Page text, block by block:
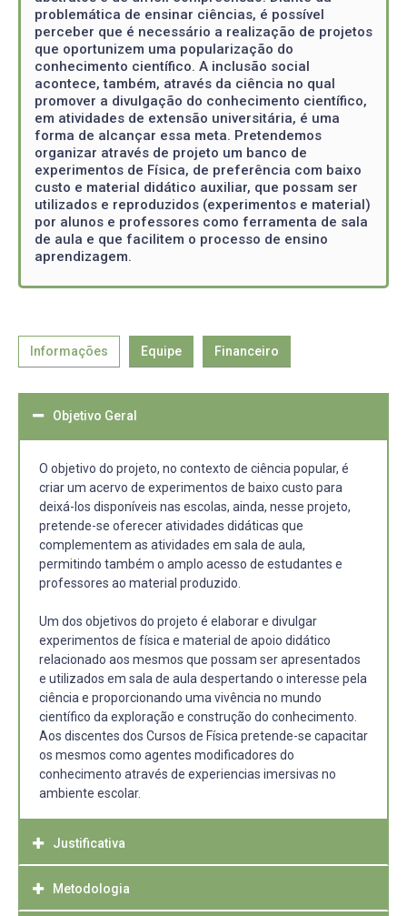
problemática de ensinar ciências, é possível
perceber que é necessário a realização de projetos
que oportunizem uma popularização do
conhecimento científico. A inclusão social
acontece, também, através da ciência no qual
promover a divulgação do conhecimento científico,
em atividades de extensão universitária, é uma
forma de alcançar essa meta. Pretendemos
organizar através de projeto um banco de
experimentos de Física, de preferência com baixo
custo e material didático auxiliar, que possam ser
utilizados e reproduzidos (experimentos e material)
por alunos e professores como ferramenta de sala
de aula e que facilitem o processo de ensino
aprendizagem.
Informações Equipe Financeiro
Objetivo Geral
O objetivo do projeto, no contexto de ciência popular, é
criar um acervo de experimentos de baixo custo para
deixá-los disponíveis nas escolas, ainda, nesse projeto,
pretende-se oferecer atividades didáticas que
complementem as atividades em sala de aula,
permitindo também o amplo acesso de estudantes e
professores ao material produzido.
Um dos objetivos do projeto é elaborar e divulgar
experimentos de física e material de apoio didático
relacionado aos mesmos que possam ser apresentados
e utilizados em sala de aula despertando o interesse pela
ciência e proporcionando uma vivência no mundo
científico da exploração e construção do conhecimento.
Aos discentes dos Cursos de Física pretende-se capacitar
os mesmos como agentes modificadores do
conhecimento através de experiencias imersivas no
ambiente escolar.
Justificativa
O projeto Acervo Popular em Ciência justifica-se devido a
Metodologia